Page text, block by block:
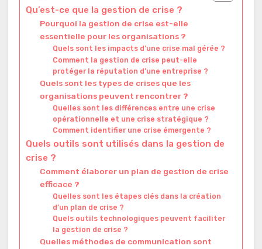
Qu’est-ce que la gestion de crise ?
Pourquoi la gestion de crise est-elle
essentielle pour les organisations ?
Quels sont les impacts d’une crise mal gérée ?
Comment la gestion de crise peut-elle
protéger la réputation d’une entreprise ?
Quels sont les types de crises que les
organisations peuvent rencontrer ?
Quelles sont les différences entre une crise
opérationnelle et une crise stratégique ?
Comment identifier une crise émergente ?
Quels outils sont utilisés dans la gestion de
crise ?
Comment élaborer un plan de gestion de crise
efficace ?
Quelles sont les étapes clés dans la création
d’un plan de crise ?
Quels outils technologiques peuvent faciliter
la gestion de crise ?
Quelles méthodes de communication sont